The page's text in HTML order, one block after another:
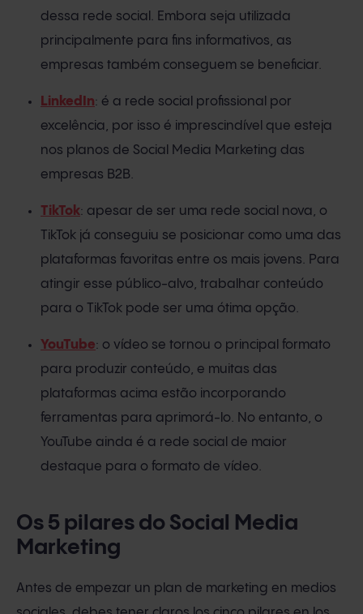
dessa rede social. Embora seja utilizada
principalmente para fins informativos, as
empresas também conseguem se beneficiar.
LinkedIn: é a rede social profissional por
excelência, por isso é imprescindível que esteja
nos planos de Social Media Marketing das
empresas B2B.
TikTok: apesar de ser uma rede social nova, o
TikTok já conseguiu se posicionar como uma das
plataformas favoritas entre os mais jovens. Para
atingir esse público-alvo, trabalhar conteúdo
para o TikTok pode ser uma ótima opção.
YouTube: o vídeo se tornou o principal formato
para produzir conteúdo, e muitas das
plataformas acima estão incorporando
ferramentas para aprimorá-lo. No entanto, o
YouTube ainda é a rede social de maior
destaque para o formato de vídeo.
Os 5 pilares do Social Media
Marketing
Antes de empezar un plan de marketing en medios